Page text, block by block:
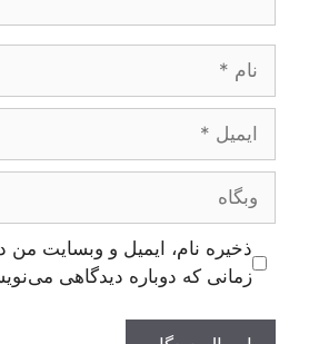
ایمیل
وبگاه
ذخیره نام، ایمیل و وبسایت من
زمانی که دوباره دیدگاهی